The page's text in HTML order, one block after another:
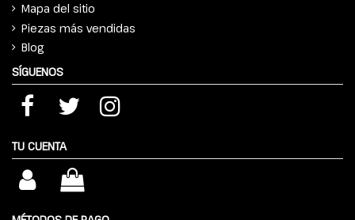
Mapa del sitio
Piezas más vendidas
Blog
SÍGUENOS
TU CUENTA